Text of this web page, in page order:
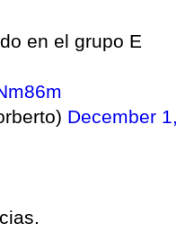
en el grupo E
December 1,